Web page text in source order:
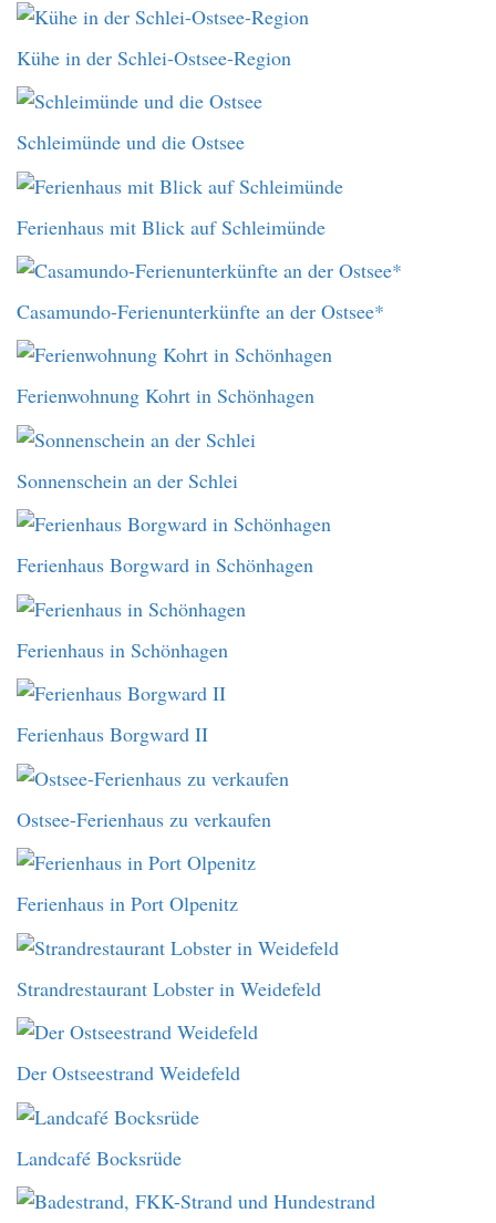
Kühe in der Schlei-Ostsee-Region
Schleimünde und die Ostsee
Ferienhaus mit Blick auf Schleimünde
Casamundo-Ferienunterkünfte an der Ostsee*
Ferienwohnung Kohrt in Schönhagen
Sonnenschein an der Schlei
Ferienhaus Borgward in Schönhagen
Ferienhaus in Schönhagen
Ferienhaus Borgward II
Ostsee-Ferienhaus zu verkaufen
Ferienhaus in Port Olpenitz
Strandrestaurant Lobster in Weidefeld
Der Ostseestrand Weidefeld
Landcafé Bocksrüde